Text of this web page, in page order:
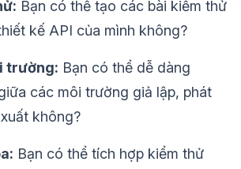
Bạn có thể tạo các bài kiểm thử
kế API của mình không?
trường: Bạn có thể dễ dàng
các môi trường giả lập, phát
không?
Bạn có thể tích hợp kiểm thử